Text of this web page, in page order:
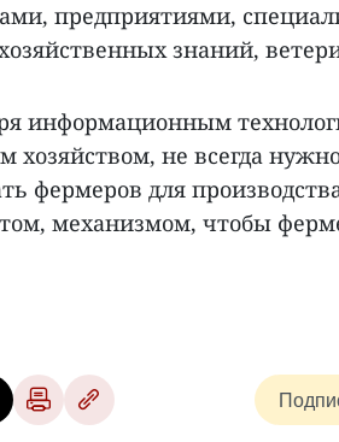
предприятиями,
знаний,
информационным
хозяйством, не всегда
фермеров для
механизмом, чтобы